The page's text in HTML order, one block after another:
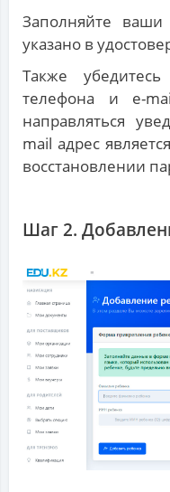
Заполняйте
указано в
Также
телефона и e-
направляться
mail адрес
восстановлении
Шаг 2.